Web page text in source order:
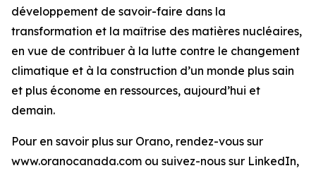
développement de savoir-faire dans la
transformation et la maîtrise des matières nucléaires,
en vue de contribuer à la lutte contre le changement
climatique et à la construction d’un monde plus sain
et plus économe en ressources, aujourd’hui et
demain.
Pour en savoir plus sur Orano, rendez-vous sur
www.oranocanada.com ou suivez-nous sur LinkedIn,